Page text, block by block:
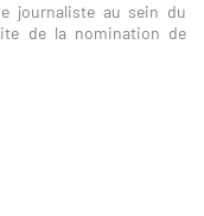
journaliste au sein du
de la nomination de